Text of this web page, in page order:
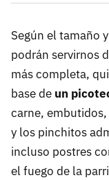
Según el tamaño
podrán servirnos
más completa,
base de un
carne,
y los pinchitos
incluso postres
el fuego de la